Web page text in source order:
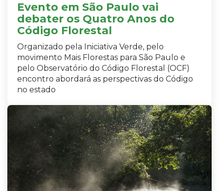
Evento em São Paulo vai
debater os Quatro Anos do
Código Florestal
Organizado pela Iniciativa Verde, pelo
movimento Mais Florestas para São Paulo e
pelo Observatório do Código Florestal (OCF)
encontro abordará as perspectivas do Código
no estado